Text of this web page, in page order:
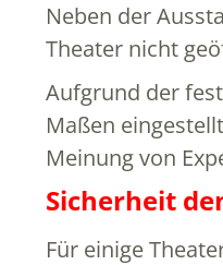
Neben der
Theater nicht
Aufgrund der
Maßen
Meinung von
Sicherheit
Für einige